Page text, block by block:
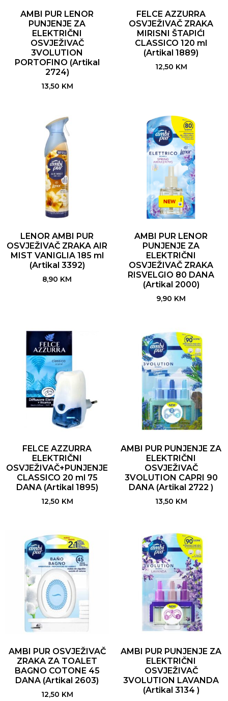
AMBI PUR LENOR
PUNJENJE ZA
ELEKTRIČNI
OSVJEŽIVAČ
3VOLUTION
PORTOFINO (Artikal
2724)
13,50 KM
FELCE AZZURRA
OSVJEŽIVAČ ZRAKA
MIRISNI ŠTAPIĆI
CLASSICO 120 ml
(Artikal 1889)
12,50 KM
LENOR AMBI PUR
OSVJEŽIVAČ ZRAKA AIR
MIST VANIGLIA 185 ml
(Artikal 3392)
8,90 KM
AMBI PUR LENOR
PUNJENJE ZA
ELEKTRIČNI
OSVJEŽIVAČ ZRAKA
RISVELGIO 80 DANA
(Artikal 2000)
9,90 KM
FELCE AZZURRA
ELEKTRIČNI
OSVJEŽIVAČ+PUNJENJE
CLASSICO 20 ml 75
DANA (Artikal 1895)
12,50 KM
AMBI PUR PUNJENJE ZA
ELEKTRIČNI
OSVJEŽIVAČ
3VOLUTION CAPRI 90
DANA (Artikal 2722 )
13,50 KM
AMBI PUR OSVJEŽIVAČ
ZRAKA ZA TOALET
BAGNO COTONE 45
DANA (Artikal 2603)
12,50 KM
AMBI PUR PUNJENJE ZA
ELEKTRIČNI
OSVJEŽIVAČ
3VOLUTION LAVANDA
(Artikal 3134 )